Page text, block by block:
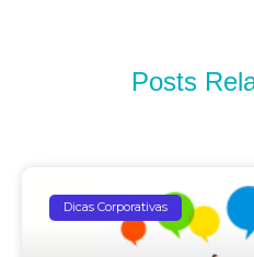
Posts
Dicas Corporativas